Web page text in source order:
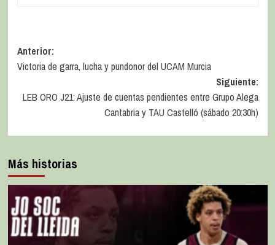
Anterior:
Victoria de garra, lucha y pundonor del UCAM Murcia
Siguiente:
LEB ORO J21: Ajuste de cuentas pendientes entre Grupo Alega
Cantabria y TAU Castelló (sábado 20:30h)
Más historias